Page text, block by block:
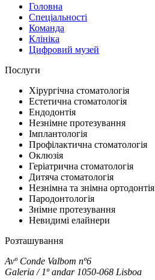
Головна
Спеціальності
Команда
Клініка
Цифровий музей
Послуги
Хірургічна стоматологія
Естетична стоматологія
Ендодонтія
Незнімне протезування
Імплантологія
Профілактична стоматологія
Оклюзія
Геріатрична стоматологія
Дитяча стоматологія
Незнімна та знімна ортодонтія
Пародонтологія
Знімне протезування
Невидимі елайнери
Розташування
Avº Conde Valbom nº6
Galeria / 1º andar 1050-068 Lisboa